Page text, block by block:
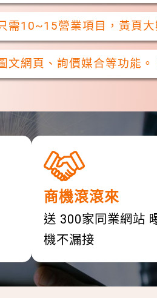
需10~15營業項目，黃頁
文網頁、詢價媒合等功能
商機滾滾來
送 300家同業網站
機不漏接